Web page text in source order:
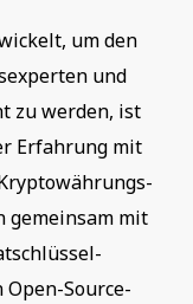
um den
und
zu werden, ist
Erfahrung mit
gemeinsam mit
Source-